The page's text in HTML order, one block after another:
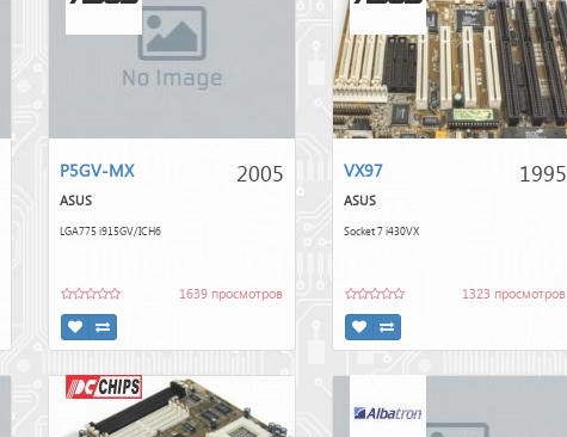
2005
P5GV-MX
ASUS
LGA775 i915GV/ICH6
1639 просмотров
1995
VX97
ASUS
Socket 7 i430VX
1323 просмотров